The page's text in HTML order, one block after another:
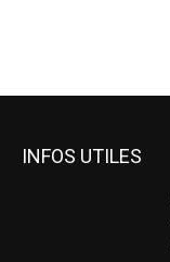
INFOS UTILES